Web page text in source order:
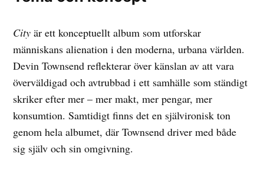
City är ett konceptuellt album som utforskar
människans alienation i den moderna, urbana världen.
Devin Townsend reflekterar över känslan av att vara
överväldigad och avtrubbad i ett samhälle som ständigt
skriker efter mer – mer makt, mer pengar, mer
konsumtion. Samtidigt finns det en självironisk ton
genom hela albumet, där Townsend driver med både
sig själv och sin omgivning.